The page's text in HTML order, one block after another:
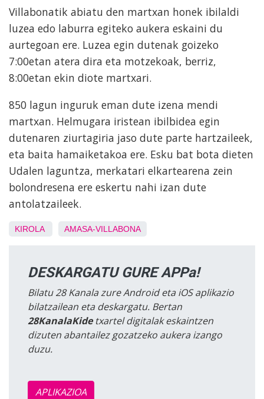
Villabonatik abiatu den martxan honek ibilaldi
luzea edo laburra egiteko aukera eskaini du
aurtegoan ere. Luzea egin dutenak goizeko
7:00etan atera dira eta motzekoak, berriz,
8:00etan ekin diote martxari.
850 lagun inguruk eman dute izena mendi
martxan. Helmugara iristean ibilbidea egin
dutenaren ziurtagiria jaso dute parte hartzaileek,
eta baita hamaiketakoa ere. Esku bat bota dieten
Udalen laguntza, merkatari elkartearena zein
bolondresena ere eskertu nahi izan dute
antolatzaileek.
KIROLA AMASA-VILLABONA
DESKARGATU GURE APPa!
Bilatu 28 Kanala zure Android eta iOS aplikazio
bilatzailean eta deskargatu. Bertan
28KanalaKidetxartel digitalak eskaintzen
dizuten abantailez gozatzeko aukera izango
duzu.
APLIKAZIOA